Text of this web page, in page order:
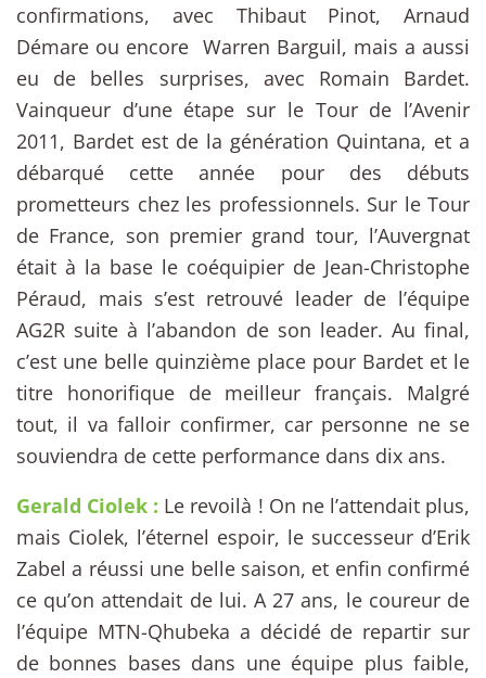
confirmations, avec Thibaut Pinot, Arnaud
Démare ou encore Warren Barguil, mais a aussi
eu de belles surprises, avec Romain Bardet.
Vainqueur d’une étape sur le Tour de l’Avenir
2011, Bardet est de la génération Quintana, et a
débarqué cette année pour des débuts
prometteurs chez les professionnels. Sur le Tour
de France, son premier grand tour, l’Auvergnat
était à la base le coéquipier de Jean-Christophe
Péraud, mais s’est retrouvé leader de l’équipe
AG2R suite à l’abandon de son leader. Au final,
c’est une belle quinzième place pour Bardet et le
titre honorifique de meilleur français. Malgré
tout, il va falloir confirmer, car personne ne se
souviendra de cette performance dans dix ans.
Gerald Ciolek : Le revoilà ! On ne l’attendait plus,
mais Ciolek, l’éternel espoir, le successeur d’Erik
Zabel a réussi une belle saison, et enfin confirmé
ce qu’on attendait de lui. A 27 ans, le coureur de
l’équipe MTN-Qhubeka a décidé de repartir sur
de bonnes bases dans une équipe plus faible,